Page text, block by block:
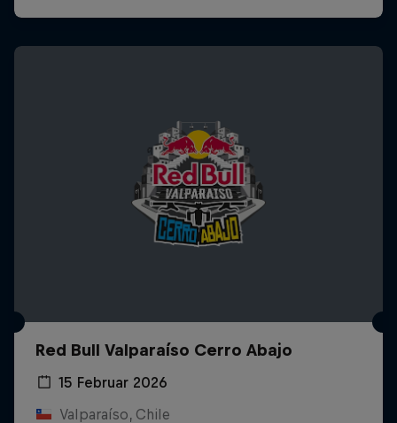
Red Bull Valparaíso Cerro Abajo
15 Februar 2026
Valparaíso, Chile